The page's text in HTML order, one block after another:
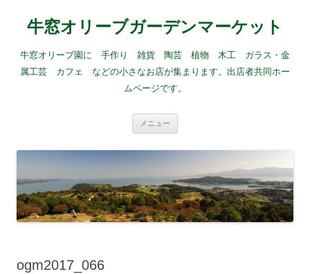
牛窓オリーブガーデンマーケット
牛窓オリーブ園に 手作り 雑貨 陶芸 植物 木工 ガラス・金
属工芸 カフェ などの小さなお店が集まります。出店者共同ホー
ムページです。
メニュー
ス
キ
ッ
プ
ogm2017_066